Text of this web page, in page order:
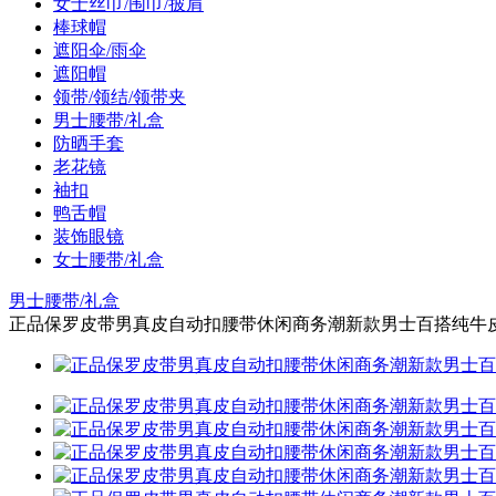
女士丝巾/围巾/披肩
棒球帽
遮阳伞/雨伞
遮阳帽
领带/领结/领带夹
男士腰带/礼盒
防晒手套
老花镜
袖扣
鸭舌帽
装饰眼镜
女士腰带/礼盒
男士腰带/礼盒
正品保罗皮带男真皮自动扣腰带休闲商务潮新款男士百搭纯牛